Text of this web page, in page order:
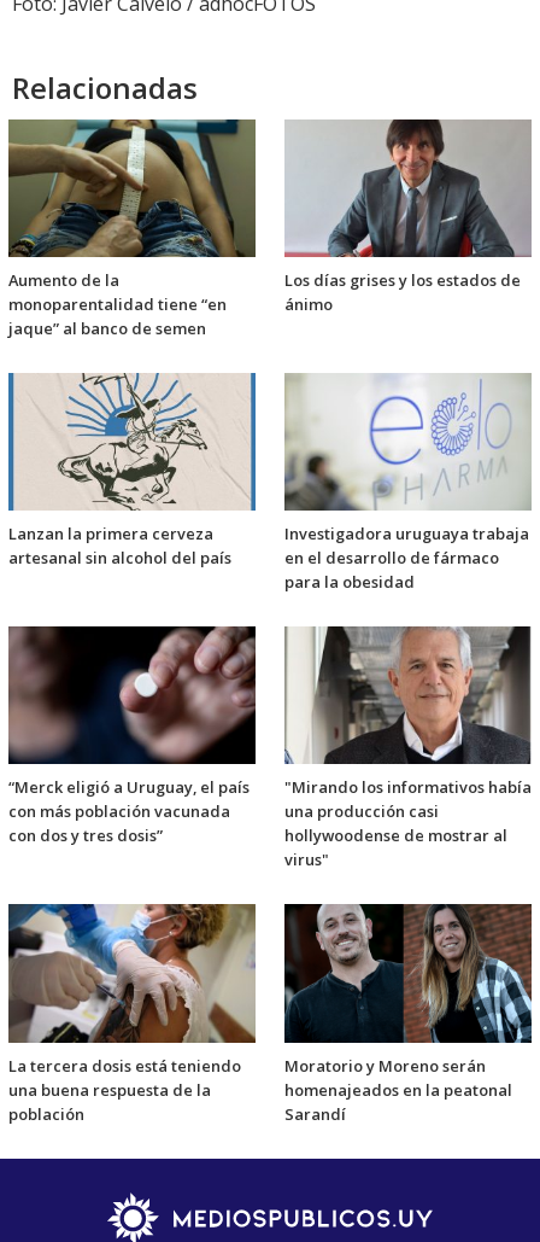
Relacionadas
Aumento de la
monoparentalidad tiene “en
jaque” al banco de semen
Los días grises y los estados de
ánimo
Lanzan la primera cerveza
artesanal sin alcohol del país
Investigadora uruguaya trabaja
en el desarrollo de fármaco
para la obesidad
“Merck eligió a Uruguay, el país
con más población vacunada
con dos y tres dosis”
"Mirando los informativos había
una producción casi
hollywoodense de mostrar al
virus"
La tercera dosis está teniendo
una buena respuesta de la
población
Moratorio y Moreno serán
homenajeados en la peatonal
Sarandí